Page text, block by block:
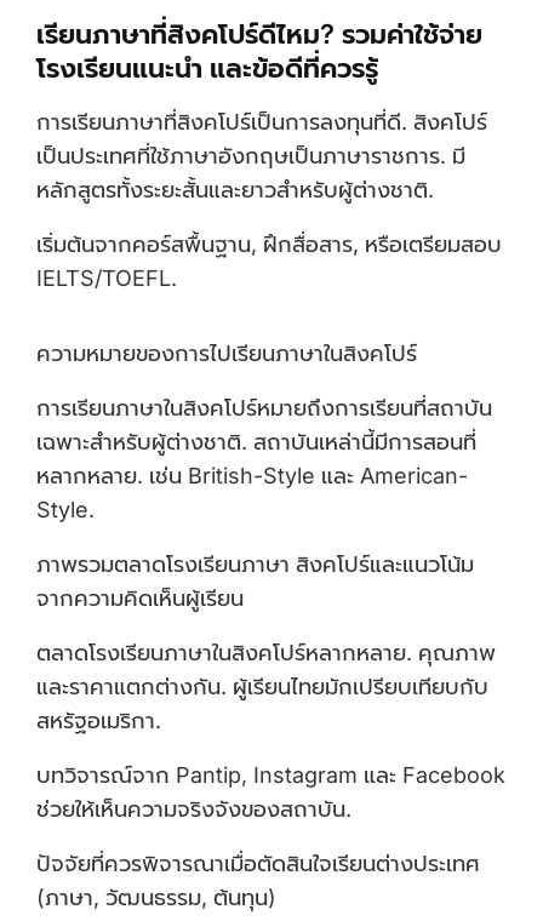
เรียนภาษาที่สิงคโปร์ดีไหม? รวมค่าใช้จ่าย
โรงเรียนแนะนำ และข้อดีที่ควรรู้
การเรียนภาษาที่สิงคโปร์เป็นการลงทุนที่ดี. สิงคโปร์
เป็นประเทศที่ใช้ภาษาอังกฤษเป็นภาษาราชการ. มี
หลักสูตรทั้งระยะสั้นและยาวสำหรับผู้ต่างชาติ.
เริ่มต้นจากคอร์สพื้นฐาน, ฝึกสื่อสาร, หรือเตรียมสอบ
IELTS/TOEFL.
ความหมายของการไปเรียนภาษาในสิงคโปร์
การเรียนภาษาในสิงคโปร์หมายถึงการเรียนที่สถาบัน
เฉพาะสำหรับผู้ต่างชาติ. สถาบันเหล่านี้มีการสอนที่
หลากหลาย. เช่น British-Style และ American-
Style.
ภาพรวมตลาดโรงเรียนภาษา สิงคโปร์และแนวโน้ม
จากความคิดเห็นผู้เรียน
ตลาดโรงเรียนภาษาในสิงคโปร์หลากหลาย. คุณภาพ
และราคาแตกต่างกัน. ผู้เรียนไทยมักเปรียบเทียบกับ
สหรัฐอเมริกา.
บทวิจารณ์จาก Pantip, Instagram และ Facebook
ช่วยให้เห็นความจริงจังของสถาบัน.
ปัจจัยที่ควรพิจารณาเมื่อตัดสินใจเรียนต่างประเทศ
(ภาษา, วัฒนธรรม, ต้นทุน)